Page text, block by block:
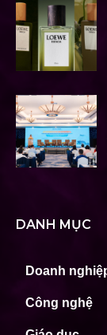
DANH MỤC
Doanh
Công nghệ